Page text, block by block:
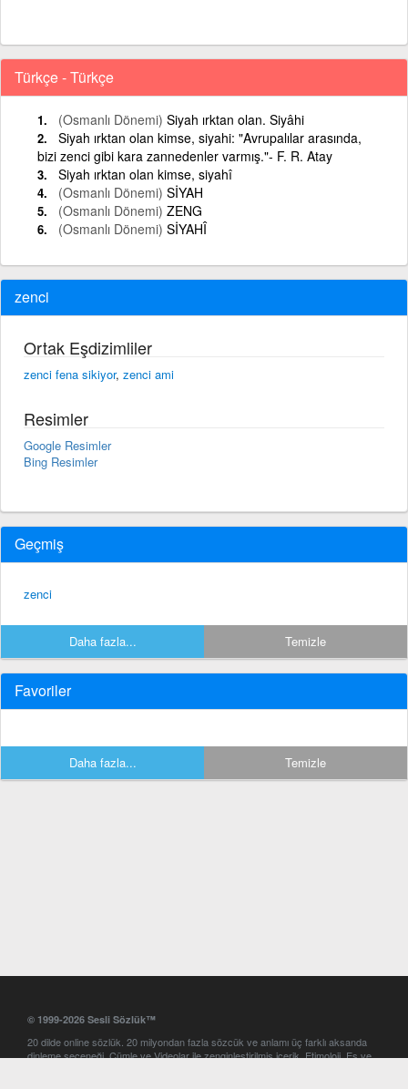
Türkçe - Türkçe
(Osmanlı Dönemi) Siyah ırktan olan. Siyâhi
Siyah ırktan olan kimse, siyahi: "Avrupalılar arasında,
bizi zenci gibi kara zannedenler varmış."- F. R. Atay
Siyah ırktan olan kimse, siyahî
(Osmanlı Dönemi) SİYAH
(Osmanlı Dönemi) ZENG
(Osmanlı Dönemi) SİYAHÎ
zenci
Ortak Eşdizimliler
zenci fena sikiyor, zenci ami
Resimler
Google Resimler
Bing Resimler
Geçmiş
zenci
Daha fazla... Temizle
Favoriler
Daha fazla... Temizle
© 1999-2026 Sesli Sözlük™
20 dilde online sözlük. 20 milyondan fazla sözcük ve anlamı üç farklı aksanda
dinleme seçeneği. Cümle ve Videolar ile zenginleştirilmiş içerik. Etimoloji, Eş ve